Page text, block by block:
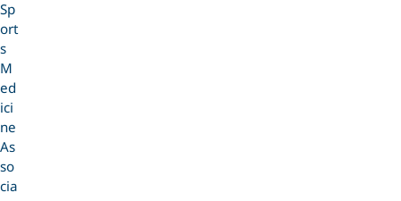
Sp
ort
s
M
ed
ici
ne
As
so
cia